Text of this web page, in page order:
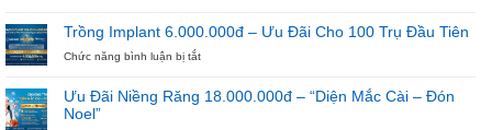
Chưa
Bắt
Đầu
Răng
MỪNG
NGÀY
27/2
NGÀY
Trồng Implant 6.000.000đ – Ưu Đãi Cho 100 Trụ Đầu Tiên
Chức năng bình luận bị tắtở
6.000.000đ
Ưu Đãi Niềng Răng 18.000.000đ – “Diện Mắc Cài – Đón
Noel”